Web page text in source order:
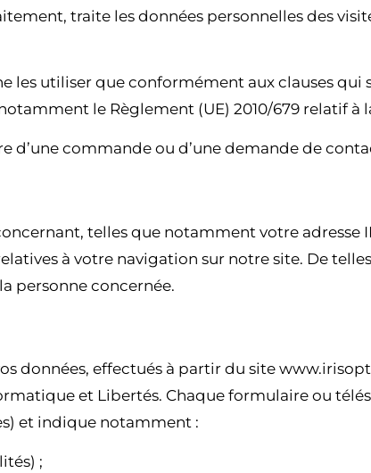
traite les données personnelles des
les utiliser que conformément aux clauses
le Règlement (UE) 2010/679 relatif à
d’une commande ou d’une demande de
telles que notamment votre adresse
à votre navigation sur notre site. De
personne concernée.
données, effectués à partir du site
et Libertés. Chaque formulaire ou
et indique notamment :
;